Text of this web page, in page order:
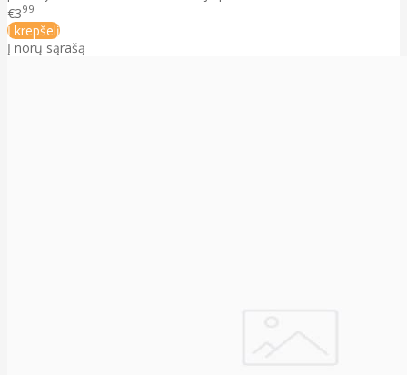
€399
Į krepšelį
Į norų sąrašą